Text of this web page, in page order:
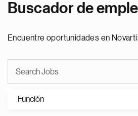
Buscador de
Encuentre oportunidades en
Función